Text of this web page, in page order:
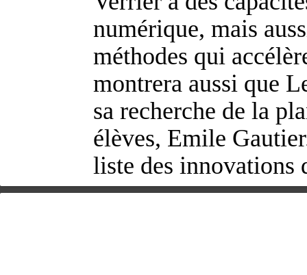
numérique, mais
méthodes qui
montrera aussi que
sa recherche de la
élèves, Emile
liste des innovations